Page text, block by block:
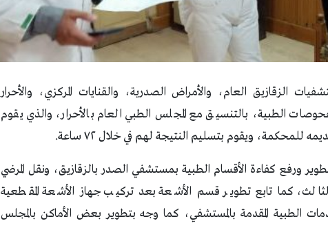
الزقازيق العام، والأمراض الصدرية، والقنايات المركزي، والأحرار
الطبية، بالتنسيق مع المجلس الطبي العام بالأحرار، والذي يقوم
ويقوم بتسليم النتيجة لهم في خلال ٧٢ ساعة.
ورفع كفاءة الأقسام الطبية بمستشفي الصدر بالزقازيق، ونقل المرضي
الثالث، كما تابع تطوير قسم الأشعة بعد تركيب جهاز الأشعة المقطعية
الطبية المقدمة بالمستشفي، كما وجه بتطوير بعض الأماكن بالمجلس